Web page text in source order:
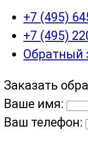
+7 (495)
+7 (495)
Обратный
Заказать
Ваше имя:
Ваш телефон: